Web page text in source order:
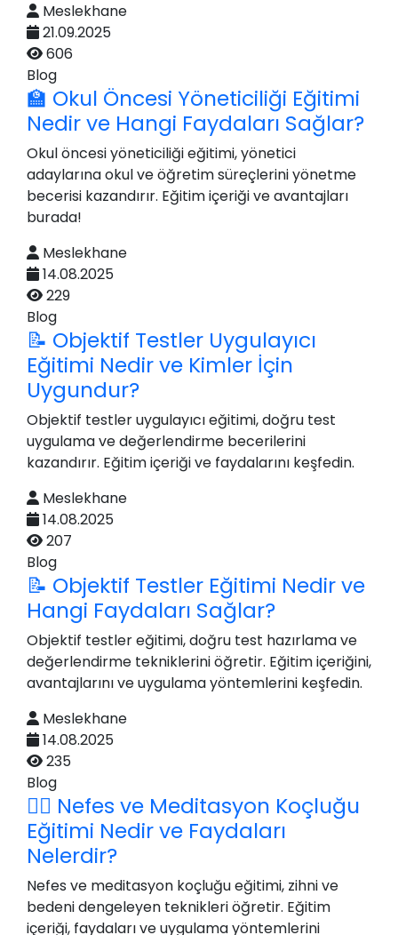
Meslekhane
21.09.2025
606
Blog
🏫 Okul Öncesi Yöneticiliği Eğitimi
Nedir ve Hangi Faydaları Sağlar?
Okul öncesi yöneticiliği eğitimi, yönetici
adaylarına okul ve öğretim süreçlerini yönetme
becerisi kazandırır. Eğitim içeriği ve avantajları
burada!
Meslekhane
14.08.2025
229
Blog
📝 Objektif Testler Uygulayıcı
Eğitimi Nedir ve Kimler İçin
Uygundur?
Objektif testler uygulayıcı eğitimi, doğru test
uygulama ve değerlendirme becerilerini
kazandırır. Eğitim içeriği ve faydalarını keşfedin.
Meslekhane
14.08.2025
207
Blog
📝 Objektif Testler Eğitimi Nedir ve
Hangi Faydaları Sağlar?
Objektif testler eğitimi, doğru test hazırlama ve
değerlendirme tekniklerini öğretir. Eğitim içeriğini,
avantajlarını ve uygulama yöntemlerini keşfedin.
Meslekhane
14.08.2025
235
Blog
🧘‍♀️ Nefes ve Meditasyon Koçluğu
Eğitimi Nedir ve Faydaları
Nelerdir?
Nefes ve meditasyon koçluğu eğitimi, zihni ve
bedeni dengeleyen teknikleri öğretir. Eğitim
içeriği, faydaları ve uygulama yöntemlerini